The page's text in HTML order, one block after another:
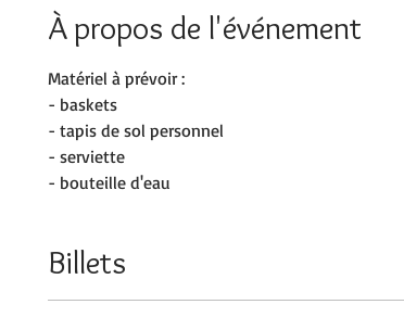
À propos de l'événement
Matériel à prévoir :
- baskets
- tapis de sol personnel
- serviette
- bouteille d'eau
Billets